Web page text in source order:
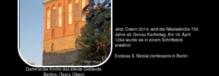
Hier stand mittendrin das Wirtshaus Zum
Nußbaum in der Fischerstr. 21 in Cölln. Es
wurde schon 1943 von Bomben zerstört. Über
dem Kellereingang stand die Zahl 1507. Es war
bekannt durch seine Besucher. Heinrich Zille
betrieb hier seine Milljöhstudien.
Es wurde als spätmittelalterliches Giebelhaus
originalgetreu von der DDR wieder aufgebaut.
Das Nikolaiviertel 1945